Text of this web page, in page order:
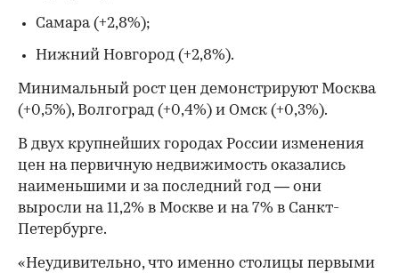
Самара (+2,8%);
Нижний Новгород (+2,8%).
Минимальный рост цен демонстрируют Москва
(+0,5%), Волгоград (+0,4%) и Омск (+0,3%).
В двух крупнейших городах России изменения
цен на первичную недвижимость оказались
наименьшими и за последний год — они
выросли на 11,2% в Москве и на 7% в Санкт-
Петербурге.
«Неудивительно, что именно столицы первыми